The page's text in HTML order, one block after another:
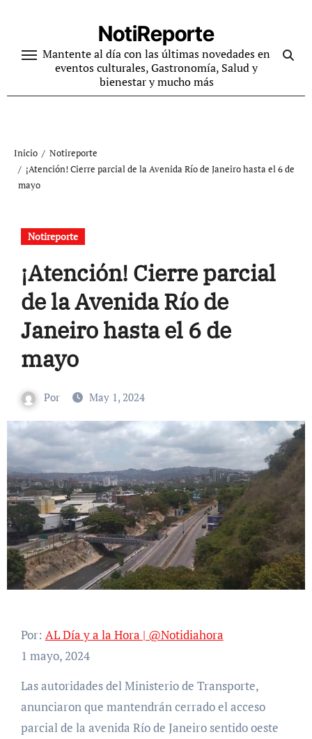
contenido
NotiReporte
Mantente al día con las últimas novedades en
eventos culturales, Gastronomía, Salud y
bienestar y mucho más
Inicio
Notireporte
¡Atención! Cierre parcial de la Avenida Río de Janeiro hasta el 6 de
mayo
Notireporte
¡Atención! Cierre parcial
de la Avenida Río de
Janeiro hasta el 6 de
mayo
Por May 1, 2024
Por: AL Día y a la Hora | @Notidiahora
1 mayo, 2024
Las autoridades del Ministerio de Transporte,
anunciaron que mantendrán cerrado el acceso
parcial de la avenida Río de Janeiro sentido oeste